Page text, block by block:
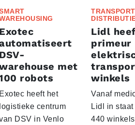
Exotec
DSV-
met
robots
Exotec heeft het
logistieke centrum
DSV in Venlo
Lidl
primeur
winkels
Vanaf
Lidl in
440 winkels